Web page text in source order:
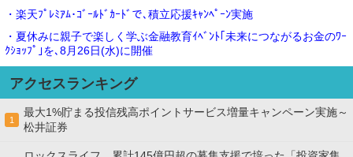
・楽天ﾌﾟﾚﾐｱﾑ･ｺﾞｰﾙﾄﾞｶｰﾄﾞで､積立応援ｷｬﾝﾍﾟｰﾝ実施
・夏休みに親子で楽しく学ぶ金融教育ｲﾍﾞﾝﾄ｢未来につながるお金のﾜｰ
ｸｼｮｯﾌﾟ｣を､8月26日(水)に開催
アクセスランキング
1
最大1%貯まる投信残高ポイントサービス増量キャンペーン実施～
松井証券